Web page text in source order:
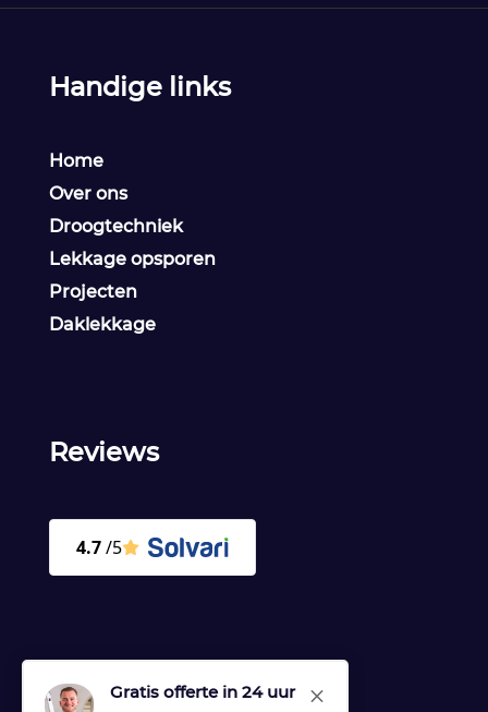
M
Gratis offerte in 24 uur
Handige links
Home
Over ons
Droogtechniek
Lekkage opsporen
Projecten
Daklekkage
Reviews